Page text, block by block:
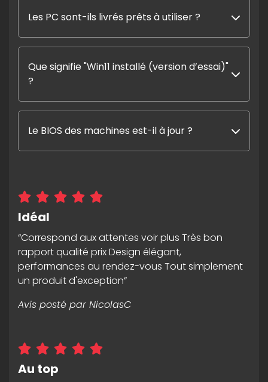
Les PC sont-ils livrés prêts à utiliser ?
Que signifie "Win11 installé (version d’essai)"
?
Le BIOS des machines est-il à jour ?
Idéal
“Correspond aux attentes voir plus Très bon
rapport qualité prix Design élégant,
performances au rendez-vous Tout simplement
un produit d'exception”
Avis posté par NicolasC
Au top